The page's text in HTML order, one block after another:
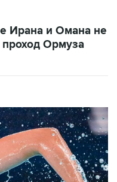
Ирана и Омана не
проход Ормуза